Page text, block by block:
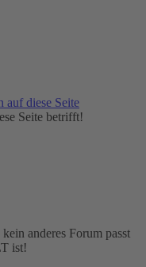
auf diese Seite
Seite betrifft!
anderes Forum passt
ist!